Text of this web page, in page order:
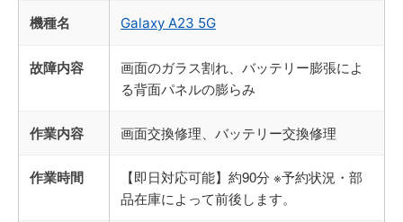
機種名 Galaxy A23 5G
故障内容
画面のガラス割れ、バッテリー膨張によ
る背面パネルの膨らみ
作業内容 画面交換修理、バッテリー交換修理
作業時間
【即日対応可能】約90分 ※予約状況・部
品在庫によって前後します。